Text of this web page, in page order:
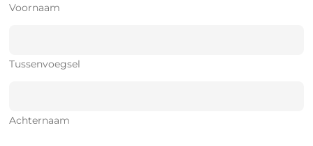
Voornaam
Tussenvoegsel
Achternaam